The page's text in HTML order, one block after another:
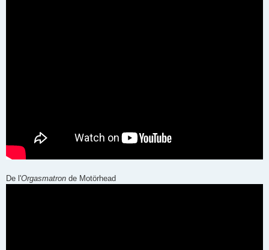
De l'Orgasmatron de Motörhead